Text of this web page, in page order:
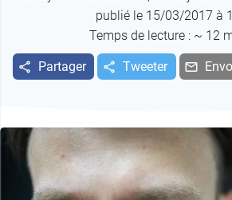
publié le 15/03/2017 à
Temps de lecture : ~ 12
Partager Tweeter